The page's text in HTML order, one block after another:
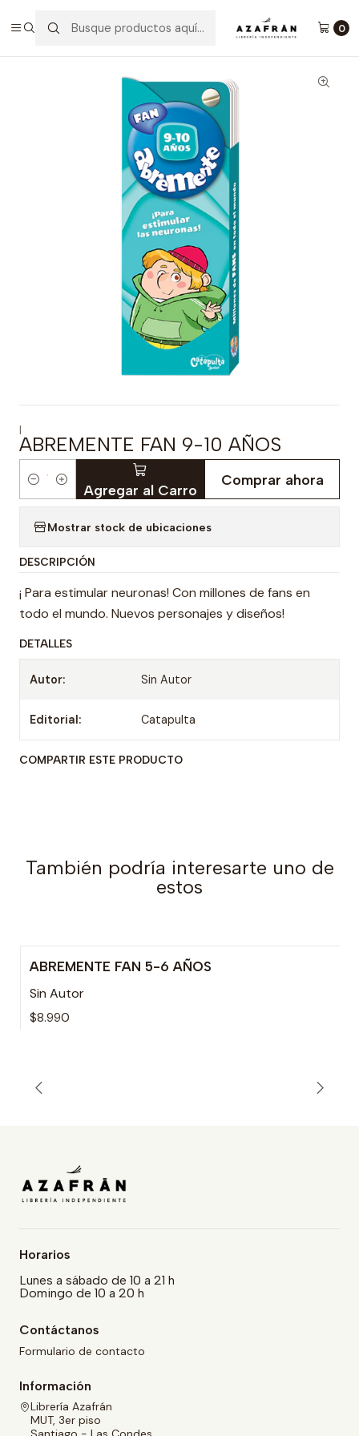
0
Abremente Fan 9-10 Años
|
ABREMENTE FAN 9-10 AÑOS
Cantidad Agregar al Carro
Comprar ahora
Mostrar stock de ubicaciones
DESCRIPCIÓN
¡ Para estimular neuronas! Con millones de fans en
todo el mundo. Nuevos personajes y diseños!
DETALLES
Autor: Sin Autor
Editorial: Catapulta
COMPARTIR ESTE PRODUCTO
También podría interesarte uno de
estos
ABREMENTE FAN 5-6 AÑOS
Sin Autor
$8.990
Horarios
Lunes a sábado de 10 a 21 h
Domingo de 10 a 20 h
Contáctanos
Formulario de contacto
Información
Librería Azafrán
MUT, 3er piso